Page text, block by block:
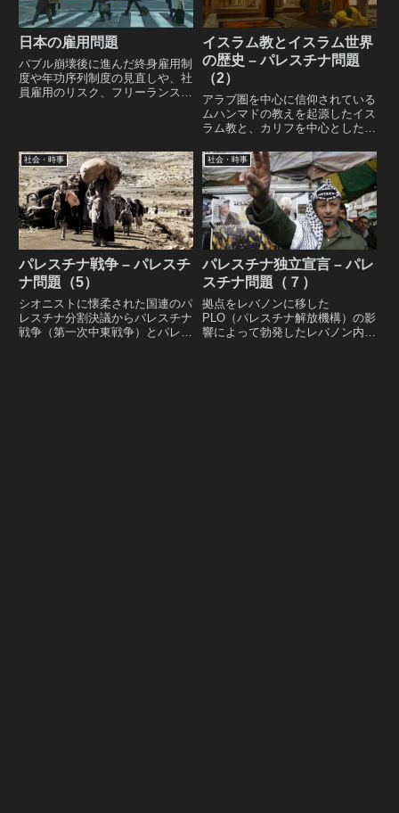
日本の雇用問題
バブル崩壊後に進んだ終身雇用制
度や年功序列制度の見直しや、社
員雇用のリスク、フリーランスと
や出生率の低下などについてのレ
ポート。
イスラム教とイスラム世界
の歴史 – パレスチナ問題
（2）
アラブ圏を中心に信仰されている
ムハンマドの教えを起源したイス
ラム教と、カリフを中心としたイ
オスマン帝国までの変遷など、ア
ラブ・パレスチナを理解するため
に必要なイスラム教に関するレポ
ート。
社会・時事
パレスチナ戦争 – パレスチ
ナ問題（5）
シオニストに懐柔された国連のパ
レスチナ分割決議からパレスチナ
戦争（第一次中東戦争）とパレス
社会・時事
パレスチナ独立宣言 – パレ
スチナ問題（７）
拠点をレバノンに移した
PLO（パレスチナ解放機構）の影
響によって勃発したレバノン内戦